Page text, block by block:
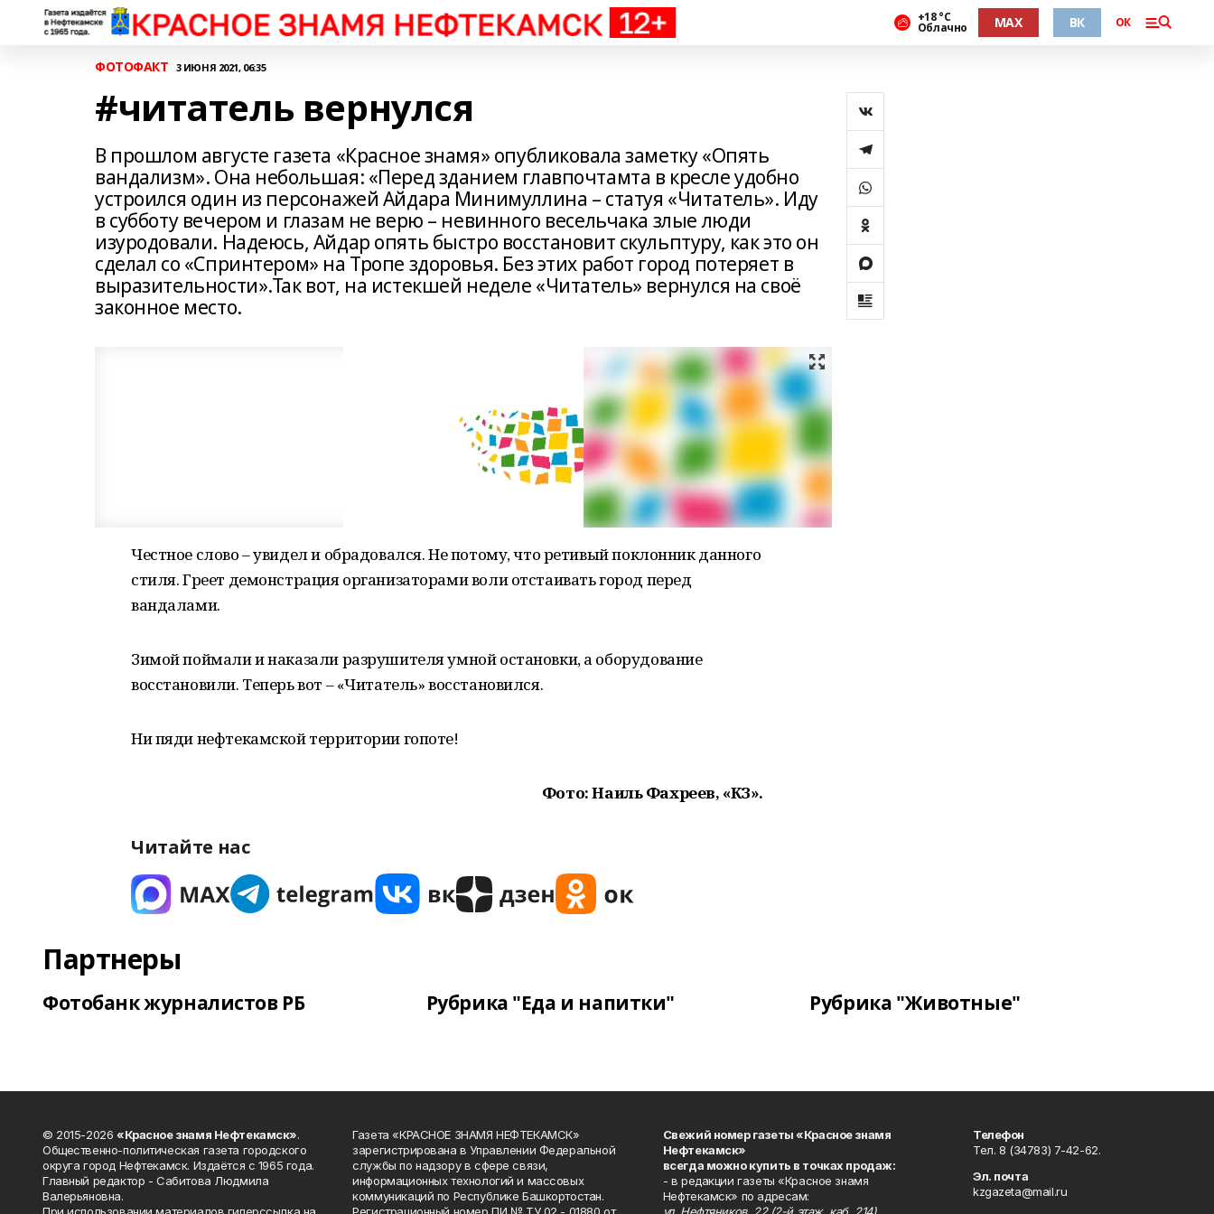
+18 °С
Облачно MAX ВК ОК
ФОТОФАКТ 3 ИЮНЯ 2021, 06:35
#читатель вернулся
В прошлом августе газета «Красное знамя» опубликовала заметку «Опять
вандализм». Она небольшая: «Перед зданием главпочтамта в кресле удобно
устроился один из персонажей Айдара Минимуллина – статуя «Читатель». Иду
в субботу вечером и глазам не верю – невинного весельчака злые люди
изуродовали. Надеюсь, Айдар опять быстро восстановит скульптуру, как это он
сделал со «Спринтером» на Тропе здоровья. Без этих работ город потеряет в
выразительности».Так вот, на истекшей неделе «Читатель» вернулся на своё
законное место.
Честное слово – увидел и обрадовался. Не потому, что ретивый поклонник данного
стиля. Греет демонстрация организаторами воли отстаивать город перед
вандалами.
Зимой поймали и наказали разрушителя умной остановки, а оборудование
восстановили. Теперь вот – «Читатель» восстановился.
Ни пяди нефтекамской территории гопоте!
Фото: Наиль Фахреев, «КЗ».
Читайте нас
Партнеры
Фотобанк журналистов РБ Рубрика "Еда и напитки" Рубрика "Животные"
© 2015-2026 «Красное знамя Нефтекамск».
Общественно-политическая газета городского
округа город Нефтекамск. Издаётся с 1965 года.
Главный редактор - Сабитова Людмила
Валерьяновна.
При использовании материалов гиперссылка на
Газета «КРАСНОЕ ЗНАМЯ НЕФТЕКАМСК»
зарегистрирована в Управлении Федеральной
службы по надзору в сфере связи,
информационных технологий и массовых
коммуникаций по Республике Башкортостан.
Регистрационный номер ПИ № ТУ 02 - 01880 от
Свежий номер газеты «Красное знамя
Нефтекамск»
всегда можно купить в точках продаж:
- в редакции газеты «Красное знамя
Нефтекамск» по адресам:
ул. Нефтяников, 22 (2-й этаж, каб. 214),
Телефон
Тел. 8 (34783) 7-42-62.
Эл. почта
kzgazeta@mail.ru